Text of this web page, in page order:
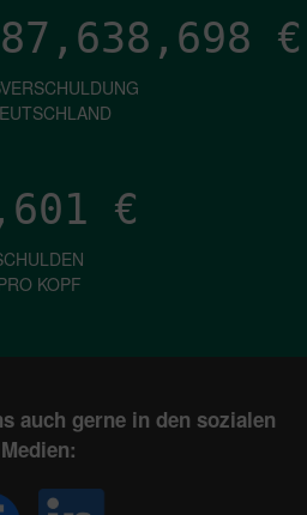
€
€
KOPF
auch gerne in den sozialen
Medien: